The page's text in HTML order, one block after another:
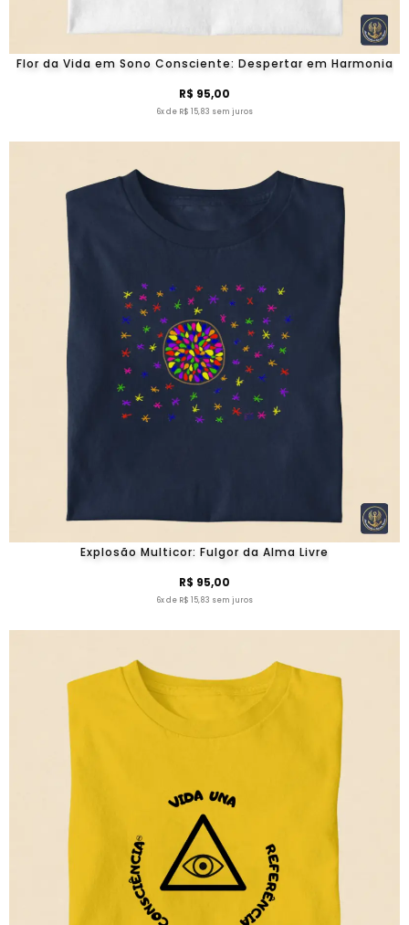
Flor da Vida em Sono Consciente: Despertar em Harmonia
R$ 95,00
6x de R$ 15,83 sem juros
Explosão Multicor: Fulgor da Alma Livre
R$ 95,00
6x de R$ 15,83 sem juros